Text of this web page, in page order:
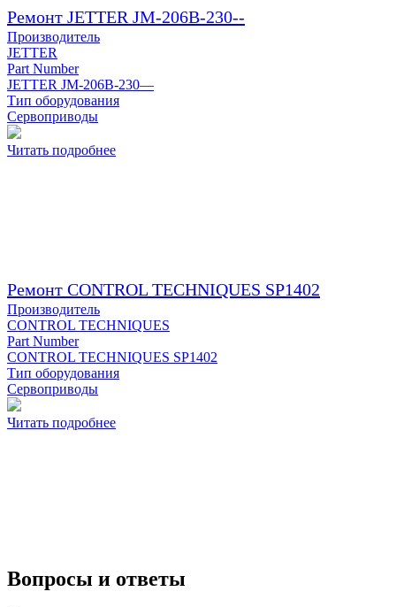
Ремонт JETTER JM-206B-230--
Производитель
JETTER
Part Number
JETTER JM-206B-230—
Тип оборудования
Сервоприводы
Читать подробнее
Ремонт CONTROL TECHNIQUES SP1402
Производитель
CONTROL TECHNIQUES
Part Number
CONTROL TECHNIQUES SP1402
Тип оборудования
Сервоприводы
Читать подробнее
Вопросы и ответы